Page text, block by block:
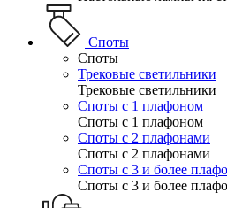
Споты
Споты
Трековые светильники
Трековые светильники
Споты с 1 плафоном
Споты с 1 плафоном
Споты с 2 плафонами
Споты с 2 плафонами
Споты с 3 и более
Споты с 3 и более